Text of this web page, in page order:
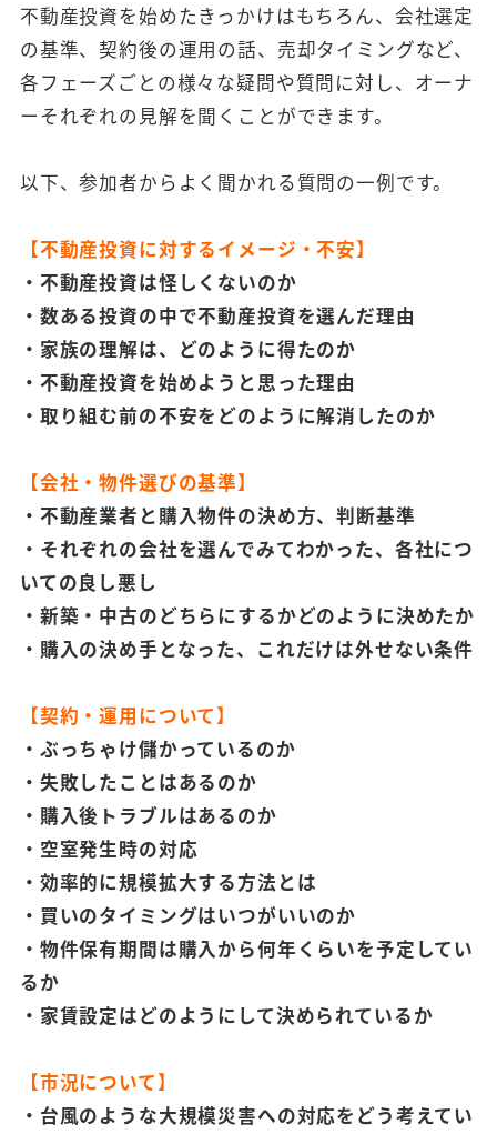
不動産投資を始めたきっかけはもちろん、会社選定
の基準、契約後の運用の話、売却タイミングなど、
各フェーズごとの様々な疑問や質問に対し、オーナ
ーそれぞれの見解を聞くことができます。
以下、参加者からよく聞かれる質問の一例です。
【不動産投資に対するイメージ・不安】
・不動産投資は怪しくないのか
・数ある投資の中で不動産投資を選んだ理由
・家族の理解は、どのように得たのか
・不動産投資を始めようと思った理由
・取り組む前の不安をどのように解消したのか
【会社・物件選びの基準】
・不動産業者と購入物件の決め方、判断基準
・それぞれの会社を選んでみてわかった、各社につ
いての良し悪し
・新築・中古のどちらにするかどのように決めたか
・購入の決め手となった、これだけは外せない条件
【契約・運用について】
・ぶっちゃけ儲かっているのか
・失敗したことはあるのか
・購入後トラブルはあるのか
・空室発生時の対応
・効率的に規模拡大する方法とは
・買いのタイミングはいつがいいのか
・物件保有期間は購入から何年くらいを予定してい
るか
・家賃設定はどのようにして決められているか
【市況について】
・台風のような大規模災害への対応をどう考えてい